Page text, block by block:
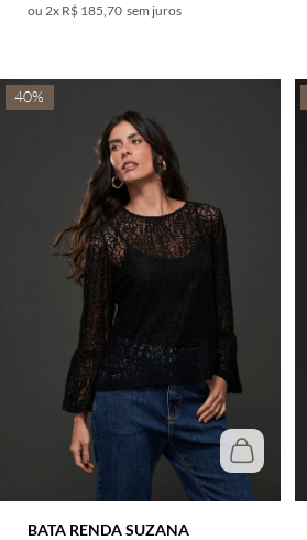
2x R$ 185,70 sem juros
40%
BATA RENDA SUZANA